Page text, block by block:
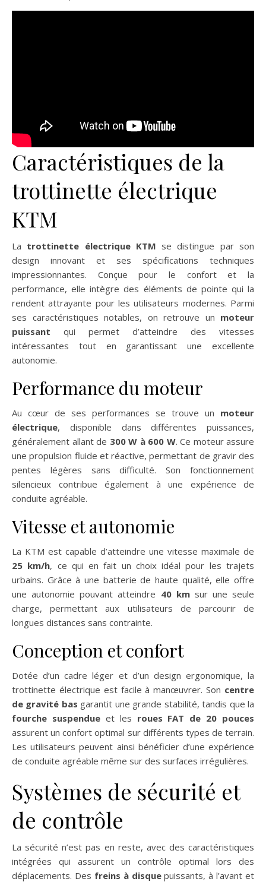
Caractéristiques de la
trottinette électrique
KTM
La trottinette électrique KTM se distingue par son
design innovant et ses spécifications techniques
impressionnantes. Conçue pour le confort et la
performance, elle intègre des éléments de pointe qui la
rendent attrayante pour les utilisateurs modernes. Parmi
ses caractéristiques notables, on retrouve un moteur
puissant qui permet d’atteindre des vitesses
intéressantes tout en garantissant une excellente
autonomie.
Performance du moteur
Au cœur de ses performances se trouve un moteur
électrique, disponible dans différentes puissances,
généralement allant de 300 W à 600 W. Ce moteur assure
une propulsion fluide et réactive, permettant de gravir des
pentes légères sans difficulté. Son fonctionnement
silencieux contribue également à une expérience de
conduite agréable.
Vitesse et autonomie
La KTM est capable d’atteindre une vitesse maximale de
25 km/h, ce qui en fait un choix idéal pour les trajets
urbains. Grâce à une batterie de haute qualité, elle offre
une autonomie pouvant atteindre 40 kmsur une seule
charge, permettant aux utilisateurs de parcourir de
longues distances sans contrainte.
Conception et confort
Dotée d’un cadre léger et d’un design ergonomique, la
trottinette électrique est facile à manœuvrer. Son centre
de gravité bas garantit une grande stabilité, tandis que la
fourche suspendueet les roues FAT de 20 pouces
assurent un confort optimal sur différents types de terrain.
Les utilisateurs peuvent ainsi bénéficier d’une expérience
de conduite agréable même sur des surfaces irrégulières.
Systèmes de sécurité et
de contrôle
La sécurité n’est pas en reste, avec des caractéristiques
intégrées qui assurent un contrôle optimal lors des
déplacements. Des freins à disquepuissants, à l’avant et